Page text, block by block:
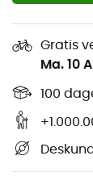
Gratis
Ma. 10
100